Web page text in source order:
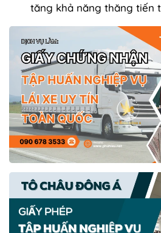
tăng khả năng thăng tiến